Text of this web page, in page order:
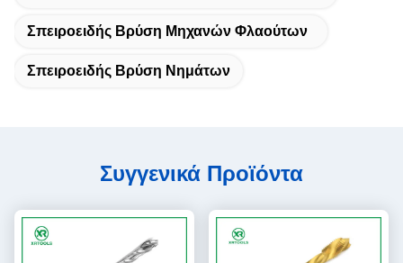
Σπειροειδής Βρύση Μηχανών Φλαούτων
Σπειροειδής Βρύση Νημάτων
Συγγενικά Προϊόντα